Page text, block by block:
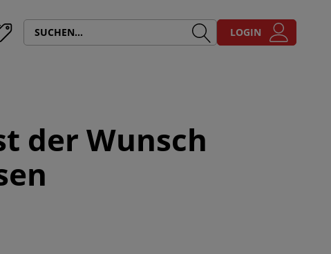
LOGIN
der Wunsch